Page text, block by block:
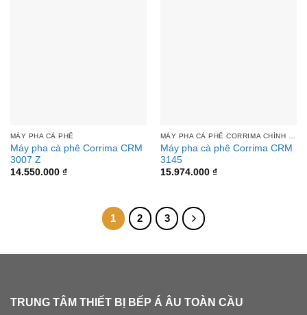
MÁY PHA CÀ PHÊ
Máy pha cà phê Corrima CRM
3007 Z
14.550.000 ₫
MÁY PHA CÀ PHÊ CORRIMA CHÍNH HÃNG | THIẾT BỊ BẾP Á ÂU TOÀN CẦU
Máy pha cà phê Corrima CRM
3145
15.974.000 ₫
1 2 3
TRUNG TÂM THIẾT BỊ BẾP Á ÂU TOÀN CẦU